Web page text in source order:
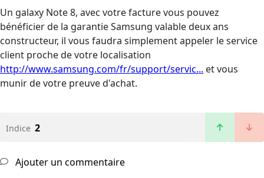
Un galaxy Note 8, avec votre facture vous pouvez
bénéficier de la garantie Samsung valable deux ans
constructeur, il vous faudra simplement appeler le service
client proche de votre localisation
http://www.samsung.com/fr/support/servic... et vous
munir de votre preuve d'achat.
Indice 2
Ajouter un commentaire